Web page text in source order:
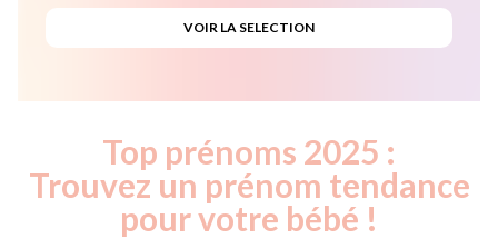
Top prénoms 2025 :
Trouvez un prénom tendance
pour votre bébé !